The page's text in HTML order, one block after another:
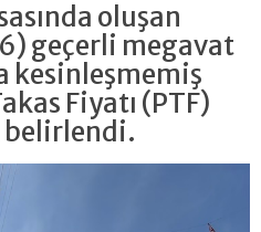
oluşan
geçerli megavat
kesinleşmemiş
Fiyatı (PTF)
belirlendi.